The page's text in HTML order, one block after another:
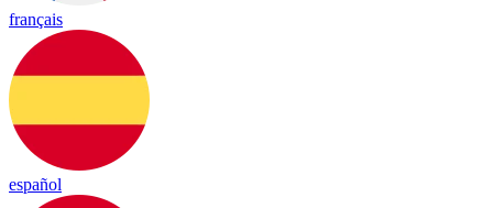
français
español